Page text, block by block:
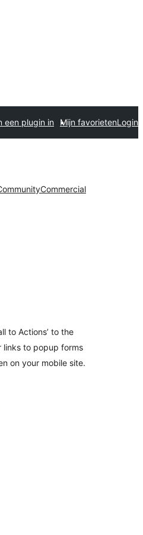
een plugin in Mijn favorietenLogin
Commercial
to Actions’ to the
links to popup forms
on your mobile site.